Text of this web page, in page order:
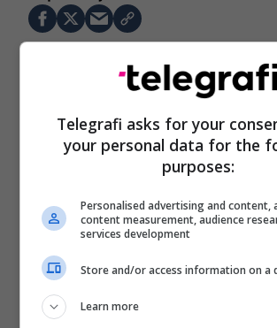
Telegrafi asks for your
your personal data for the
purposes:
Personalised advertising and content,
content measurement, audience
services development
Store and/or access information on a
Learn more